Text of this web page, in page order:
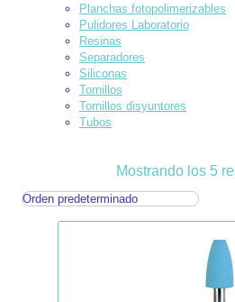
Planchas fotopolimerizables
Pulidores Laboratorio
Resinas
Separadores
Siliconas
Tornillos
Tornillos disyuntores
Tubos
Mostrando los 5